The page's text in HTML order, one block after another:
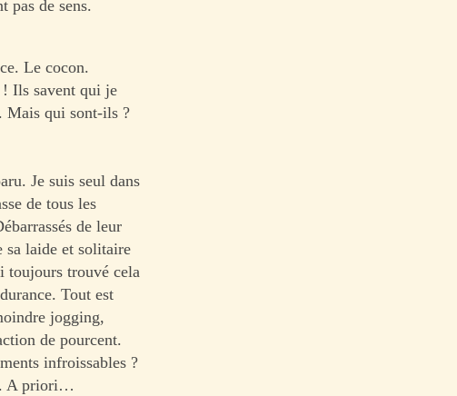
pas de sens.
Le cocon.
! Ils savent qui je
Mais qui sont-ils ?
Je suis seul dans
de tous les
de leur
sa laide et solitaire
toujours trouvé cela
Tout est
jogging,
de pourcent.
infroissables ?
A priori…